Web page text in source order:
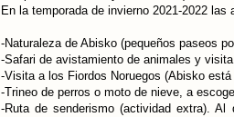
En la temporada de invierno 2021-2022
-Naturaleza de Abisko (pequeños paseos
-Safari de avistamiento de animales y
-Visita a los Fiordos Noruegos (Abisko está
-Trineo de perros o moto de nieve, a
-Ruta de senderismo (actividad extra).